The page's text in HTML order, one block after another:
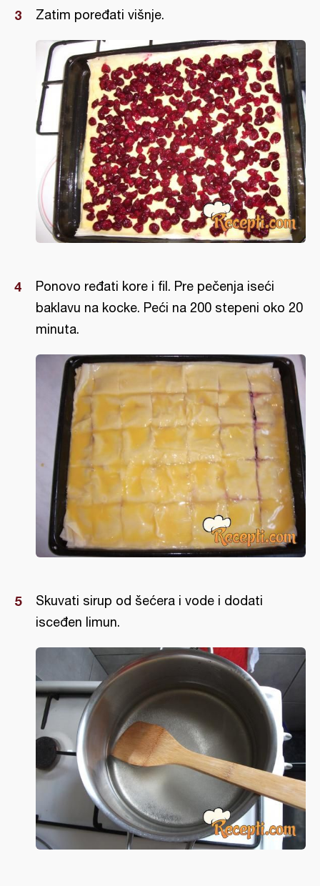
Zatim poređati višnje.
Ponovo ređati kore i fil. Pre pečenja iseći
baklavu na kocke. Peći na 200 stepeni oko 20
minuta.
Skuvati sirup od šećera i vode i dodati
isceđen limun.